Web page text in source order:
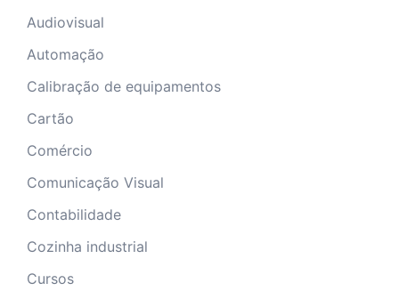
Audiovisual
Automação
Calibração de equipamentos
Cartão
Comércio
Comunicação Visual
Contabilidade
Cozinha industrial
Cursos